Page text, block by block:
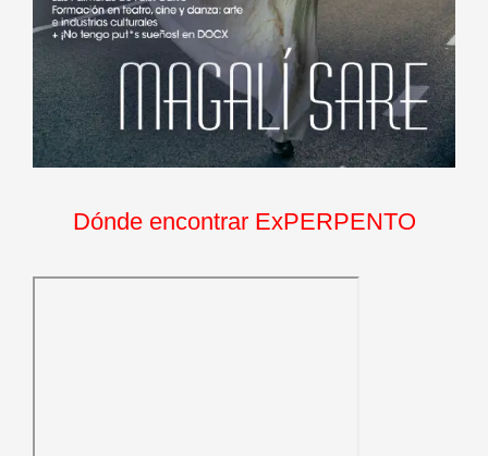
Dónde encontrar ExPERPENTO